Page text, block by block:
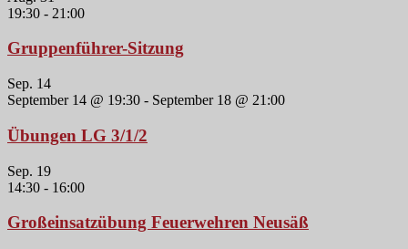
19:30 - 21:00
Gruppenführer-Sitzung
Sep. 14
September 14 @ 19:30 - September 18 @ 21:00
Übungen LG 3/1/2
Sep. 19
14:30 - 16:00
Großeinsatzübung Feuerwehren Neusäß